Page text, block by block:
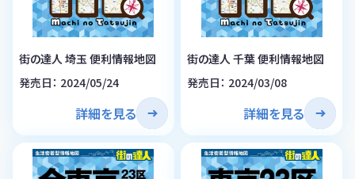
街の達人 埼玉 便利情報地図
発売日： 2024/05/24
詳細を見る
街の達人 千葉 便利情報地図
発売日： 2024/03/08
詳細を見る